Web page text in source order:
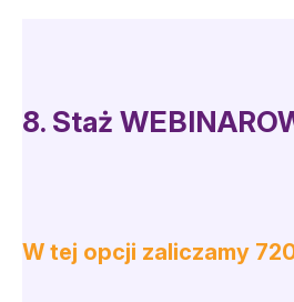
8. Staż
W tej opcji zaliczamy